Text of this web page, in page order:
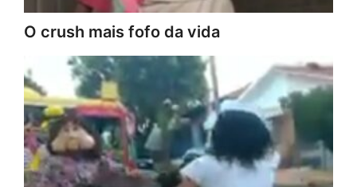
O crush mais fofo da vida